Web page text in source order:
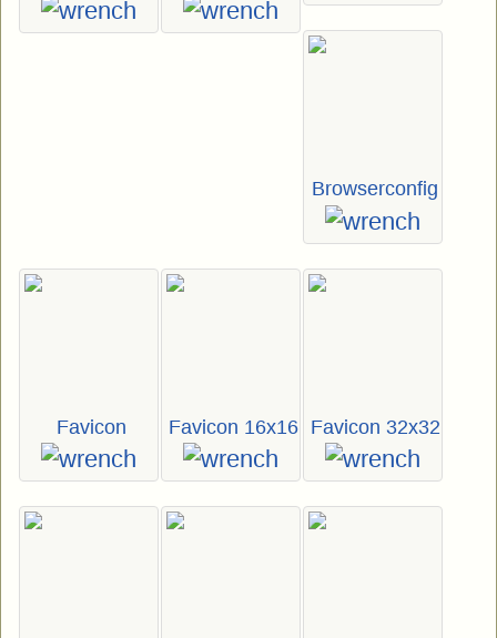
Browserconfig
Favicon Favicon 16x16 Favicon 32x32